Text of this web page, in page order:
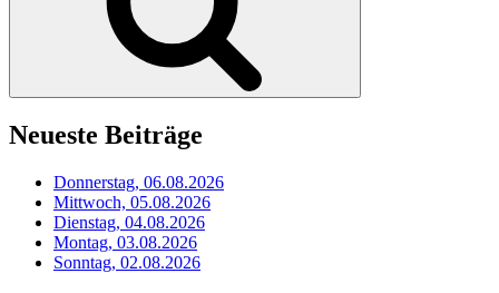
Neueste Beiträge
Donnerstag, 06.08.2026
Mittwoch, 05.08.2026
Dienstag, 04.08.2026
Montag, 03.08.2026
Sonntag, 02.08.2026